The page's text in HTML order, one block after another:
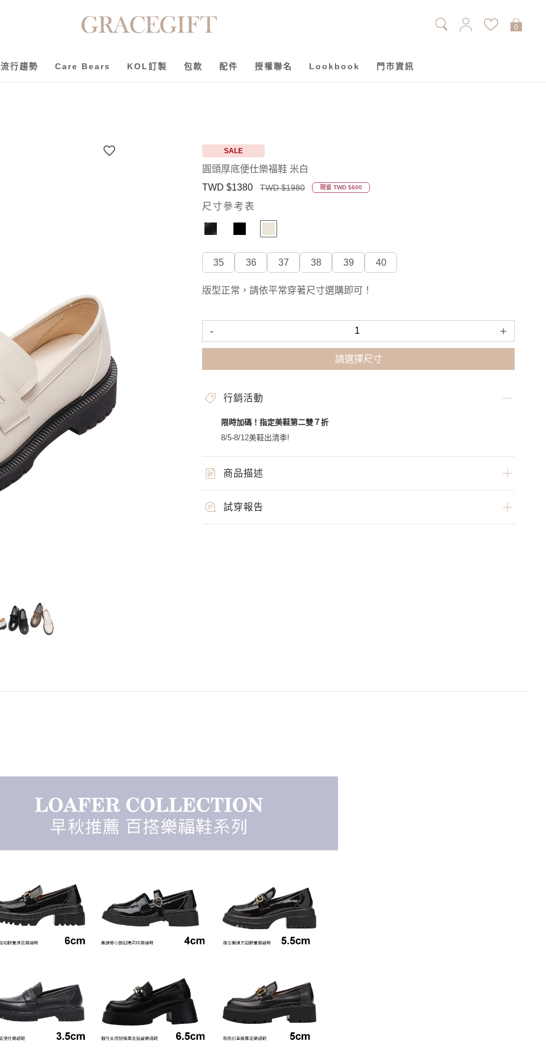
流行趨勢 Care Bears KOL訂製 包款 配件 授權聯名 Lookbook 門市資訊
SALE
圓頭厚底便仕樂福鞋 米白
TWD $1380
TWD $1980 現省 TWD $600
尺寸參考表
35 36 37 38 39 40
版型正常，請依平常穿著尺寸選購即可！
- +
請選擇尺寸
行銷活動
限時加碼！指定美鞋第二雙７折
8/5-8/12美鞋出清季!
商品描述
試穿報告
0